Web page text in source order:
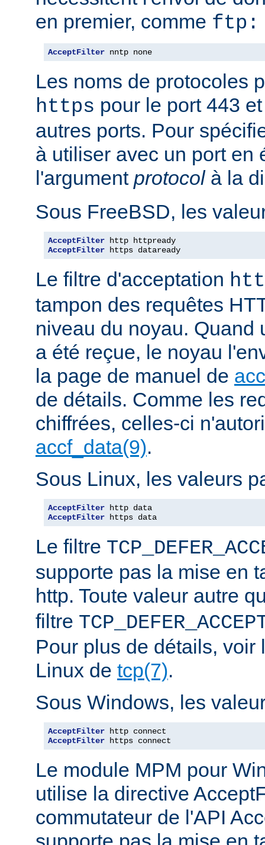
en premier, comme ftp:
AcceptFilter nntp none
Les noms de protocoles
https pour le port 443
autres ports. Pour
à utiliser avec un port en
l'argument protocolà la
Sous FreeBSD, les
AcceptFilter
AcceptFilter https dataready
Le filtre d'acceptation
tampon des requêtes
niveau du noyau. Quand
a été reçue, le noyau
la page de manuel de
de détails. Comme les
chiffrées, celles-ci
accf_data(9).
Sous Linux, les valeurs
AcceptFilter
AcceptFilter https data
Le filtre
supporte pas la mise en
http. Toute valeur autre
filtre
Pour plus de détails, voir
Linux de tcp(7).
Sous Windows, les
AcceptFilter
AcceptFilter https connect
Le module MPM pour
utilise la directive
commutateur de l'API